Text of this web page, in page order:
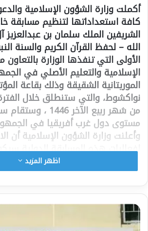
أكملت وزارة الشؤون الإسلامية
كافة استعداداتها لتنظيم مسابقة
الشريفين الملك سلمان بن
الله – لحفظ القرآن الكريم والسنة
الأولى التي تنفذها الوزارة
الإسلامية والتعليم الأصلي في
الموريتانية الشقيقة وذلك بقاعة
من شهر ربيع الآخر
مستوى دول غرب أفريقيا في
وأعلنت وزارة الشؤون الإسلامية أن
لفعاليات هذه المسابقة الدولية
المقبل وتستمر التصفيات على مدى
الثاني عشر وحتى الرابع عشر من ربيع
سيقام حفلها الختامي في
ذاته لعام 1446 هـ .
ويبلغ عدد المتسابقين المشاركين
136 متسابقا
اظهر المزيد